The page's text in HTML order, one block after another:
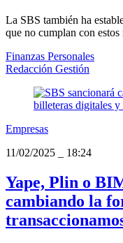
La SBS también ha
que no cumplan con
Finanzas Personales
Redacción Gestión
Empresas
11/02/2025
18:24
Yape, Plin o
cambiando la